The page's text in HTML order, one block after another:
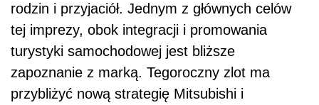
rodzin i przyjaciół. Jednym z głównych celów
tej imprezy, obok integracji i promowania
turystyki samochodowej jest bliższe
zapoznanie z marką. Tegoroczny zlot ma
przybliżyć nową strategię Mitsubishi i